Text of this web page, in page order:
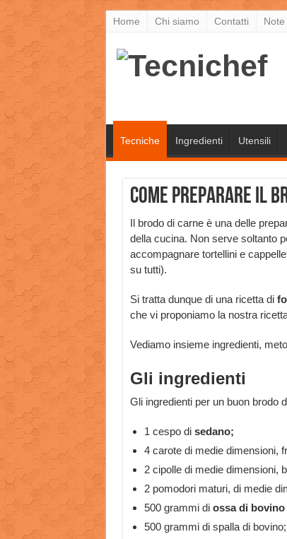
Home Chi siamo Contatti
Tecniche Ingredienti Utensili
Come preparare il
Il brodo di carne è una delle
della cucina. Non serve soltanto
accompagnare tortellini e
su tutti).
Si tratta dunque di una ricetta di
che vi proponiamo la nostra
Vediamo insieme ingredienti,
Gli ingredienti
Gli ingredienti per un buon brodo
1 cespo di sedano;
4 carote di medie dimensioni,
2 cipolle di medie dimensioni,
2 pomodori maturi, di medie
500 grammi di ossa di bovino
500 grammi di spalla di bovino;